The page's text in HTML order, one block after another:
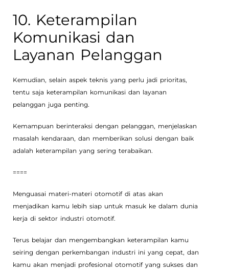
10. Keterampilan
Komunikasi dan
Layanan Pelanggan
Kemudian, selain aspek teknis yang perlu jadi prioritas,
tentu saja keterampilan komunikasi dan layanan
pelanggan juga penting.
Kemampuan berinteraksi dengan pelanggan, menjelaskan
masalah kendaraan, dan memberikan solusi dengan baik
adalah keterampilan yang sering terabaikan.
====
Menguasai materi-materi otomotif di atas akan
menjadikan kamu lebih siap untuk masuk ke dalam dunia
kerja di sektor industri otomotif.
Terus belajar dan mengembangkan keterampilan kamu
seiring dengan perkembangan industri ini yang cepat, dan
kamu akan menjadi profesional otomotif yang sukses dan